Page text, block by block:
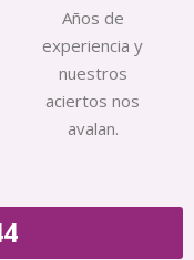
Años de
experiencia y
nuestros
aciertos nos
avalan.